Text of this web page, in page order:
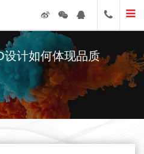
计如何体现品质